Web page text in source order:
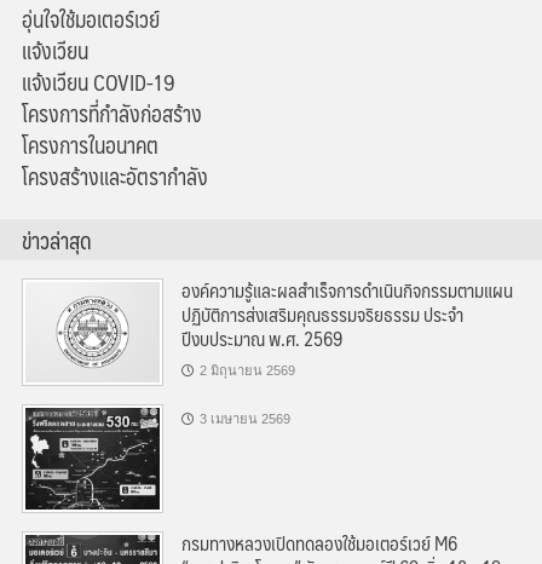
อุ่นใจใช้มอเตอร์เวย์
แจ้งเวียน
แจ้งเวียน COVID-19
โครงการที่กำลังก่อสร้าง
โครงการในอนาคต
โครงสร้างและอัตรากำลัง
ข่าวล่าสุด
องค์ความรู้และผลสำเร็จการดำเนินกิจกรรมตามแผน
ปฏิบัติการส่งเสริมคุณธรรมจริยธรรม ประจำ
ปีงบประมาณ พ.ศ. 2569
2 มิถุนายน 2569
3 เมษายน 2569
กรมทางหลวงเปิดทดลองใช้มอเตอร์เวย์ M6